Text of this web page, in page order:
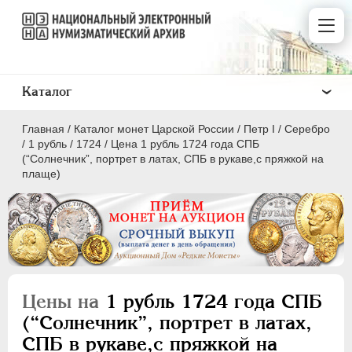
Главная / Каталог монет Царской России / Пeтр I / Серебро
/ 1 рубль / 1724 / Цена 1 рубль 1724 года СПБ
(“Солнечник”, портрет в латах, СПБ в рукаве,с пряжкой на
плаще)
Цены на 1 рубль 1724 года СПБ
(“Солнечник”, портрет в латах,
СПБ в рукаве,с пряжкой на
Каталог
ПEТР I 1699 - 1725
Золото
1 рубль
Полтина